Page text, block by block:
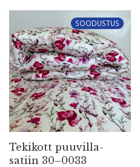
SOODUSTUS
Tekikott puuvil­la­
satiin 30–0033